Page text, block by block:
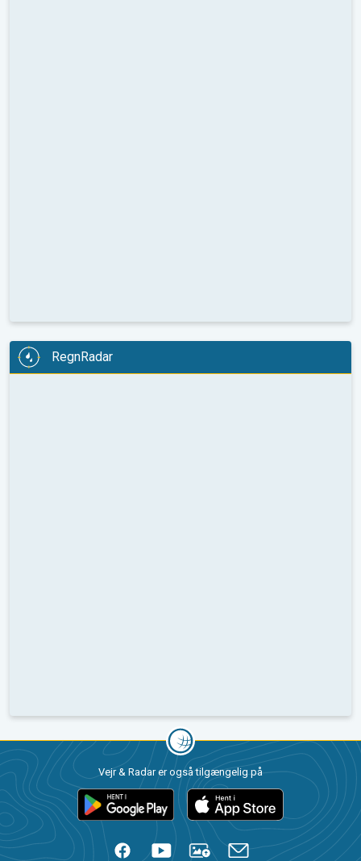
RegnRadar
Vejr & Radar er også tilgængelig på